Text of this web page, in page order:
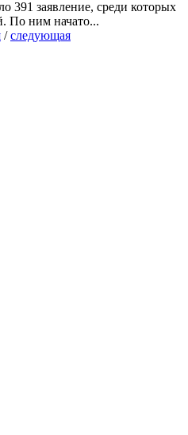
391 заявление, среди которых
По ним начато...
/следующая